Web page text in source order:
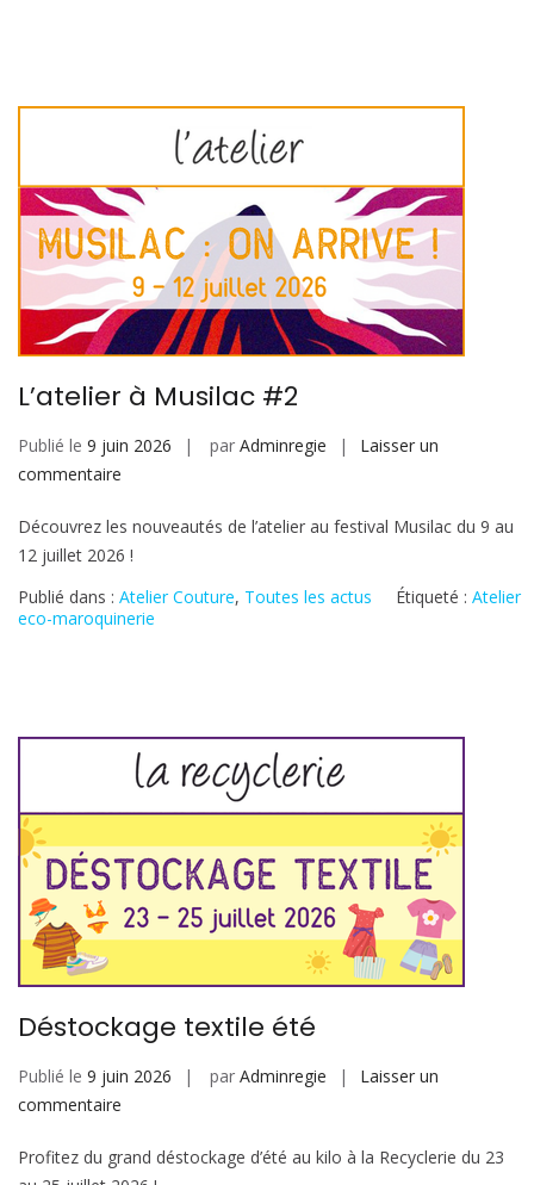
L’atelier à Musilac #2
Publié le 9 juin 2026 par Adminregie
Laisser un
commentaire
à
Musilac
#2
Découvrez les nouveautés de l’atelier au festival Musilac du 9 au
12 juillet 2026 !
Publié dans : Atelier Couture, Toutes les actus Étiqueté : Atelier
eco-maroquinerie
Déstockage textile été
Publié le 9 juin 2026 par Adminregie
Laisser un
commentaire
textile
Profitez du grand déstockage d’été au kilo à la Recyclerie du 23